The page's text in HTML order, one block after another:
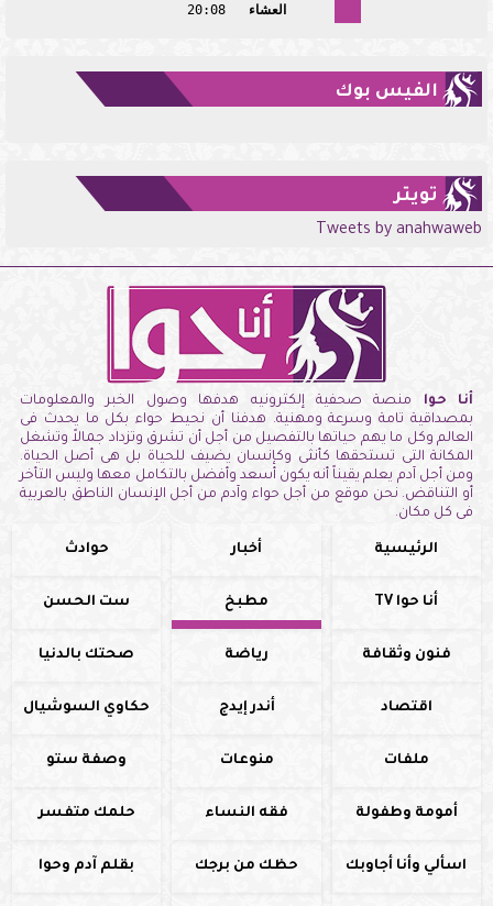
العشاء
20:08
الفيس بوك
تويتر
Tweets by anahwaweb
أنا حوا منصة صحفية إلكترونيه هدفها وصول الخبر والمعلومات
بمصداقية تامة وسرعة ومهنية. هدفنا أن نحيط حواء بكل ما يحدث فى
العالم وكل ما يهم حياتها بالتفصيل من أجل أن تشرق وتزداد جمالاً وتشغل
المكانة التى تستحقها كأنثى وكإنسان يضيف للحياة بل هى أصل الحياة.
ومن أجل آدم يعلم يقيناً أنه يكون أسعد وأفضل بالتكامل معها وليس التأخر
أو التناقض. نحن موقع من أجل حواء وآدم من أجل الإنسان الناطق بالعربية
فى كل مكان.
الرئيسية أخبار حوادث
أنا حوا TV مطبخ ست الحسن
فنون وثقافة رياضة صحتك بالدنيا
اقتصاد أندر إيدج حكاوي السوشيال
ملفات منوعات وصفة ستو
أمومة وطفولة فقه النساء حلمك متفسر
اسألي وأنا أجاوبك حظك من برجك بقلم آدم وحوا